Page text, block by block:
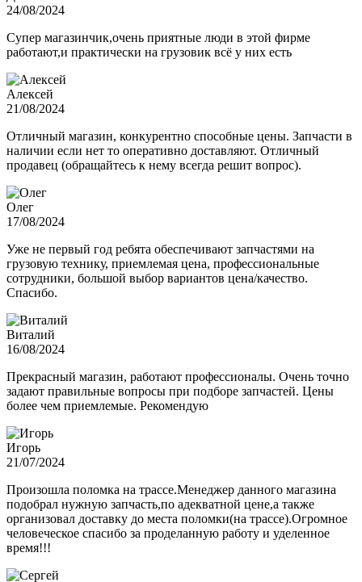
24/08/2024
Супер магазинчик,очень приятные люди в этой фирме
работают,и практически на грузовик всё у них есть
Алексей
21/08/2024
Отличный магазин, конкурентно способные цены. Запчасти в
наличии если нет то оперативно доставляют. Отличный
продавец (обращайтесь к нему всегда решит вопрос).
Олег
17/08/2024
Уже не первый год ребята обеспечивают запчастями на
грузовую технику, приемлемая цена, профессиональные
сотрудники, большой выбор вариантов цена/качество.
Спасибо.
Виталий
16/08/2024
Прекрасный магазин, работают профессионалы. Очень точно
задают правильные вопросы при подборе запчастей. Цены
более чем приемлемые. Рекомендую
Игорь
21/07/2024
Произошла поломка на трассе.Менеджер данного магазина
подобрал нужную запчасть,по адекватной цене,а также
организовал доставку до места поломки(на трассе).Огромное
человеческое спасибо за проделанную работу и уделенное
время!!!